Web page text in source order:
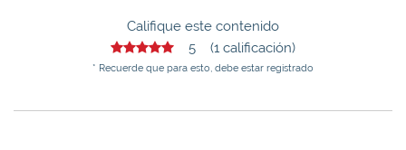
Califique este contenido
5 (1 calificación)
* Recuerde que para esto, debe estar registrado